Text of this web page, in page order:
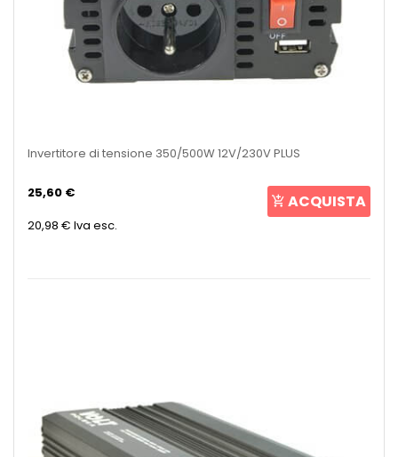
Invertitore di tensione 350/500W 12V/230V PLUS
25,60 €
20,98 € Iva esc.
ACQUISTA